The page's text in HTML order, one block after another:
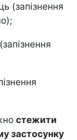
(запізнення
стежити
застосунку